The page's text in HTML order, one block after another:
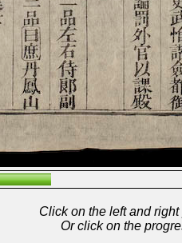
Click on the left and
Or click on the